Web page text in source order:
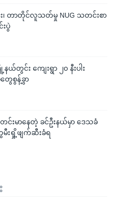
၊ တာတိုင်လူသတ်မှု NUG သတင်းစာ
းပွဲ
နယ်တွင်း ကျေးရွာ ၂၀ နီးပါး
ေစွန့်ခွာ
တင်းမာနေတဲ့ ခင်ဦးနယ်မှာ ဒေသခံ
းရှို့ဖျက်ဆီးခံရ